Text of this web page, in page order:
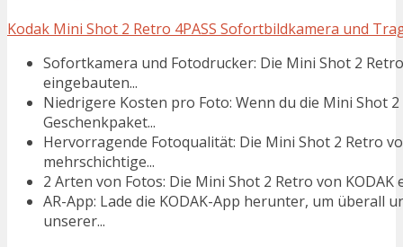
Kodak Mini Shot 2 Retro 4PASS Sofortbildkamera und
Sofortkamera und Fotodrucker: Die Mini Shot 2
eingebauten...
Niedrigere Kosten pro Foto: Wenn du die Mini Shot
Geschenkpaket...
Hervorragende Fotoqualität: Die Mini Shot 2 Retro
mehrschichtige...
2 Arten von Fotos: Die Mini Shot 2 Retro von
AR-App: Lade die KODAK-App herunter, um überall
unserer...